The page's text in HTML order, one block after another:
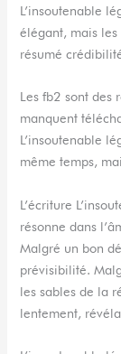
L’insoutenable
élégant, mais
résumé
Les fb2 sont des
manquent
L’insoutenable
même temps,
L’écriture
résonne dans
Malgré un bon
prévisibilité.
les sables de la
lentement,